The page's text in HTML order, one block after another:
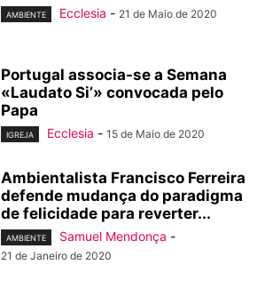
AMBIENTE Ecclesia - 21 de Maio de 2020
Portugal associa-se a Semana
«Laudato Si’» convocada pelo
Papa
IGREJA Ecclesia - 15 de Maio de 2020
Ambientalista Francisco Ferreira
defende mudança do paradigma
de felicidade para reverter...
AMBIENTE Samuel Mendonça -
21 de Janeiro de 2020